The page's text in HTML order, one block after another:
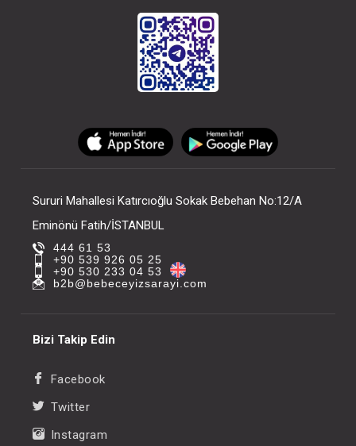
Sururi Mahallesi Katırcıoğlu Sokak Bebehan No:12/A
Eminönü Fatih/İSTANBUL
444 61 53
+90 539 926 05 25
+90 530 233 04 53
b2b@bebeceyizsarayi.com
Bizi Takip Edin
Facebook
Twitter
Instagram